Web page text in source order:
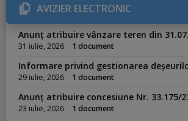
e
AVIZIER ELECTRONIC
Anunț atribuire vânzare teren din
31 iulie, 2026 1 document
Informare privind gestionarea
29 iulie, 2026 1 document
Anunț atribuire concesiune Nr. 33.175/
23 iulie, 2026 1 document